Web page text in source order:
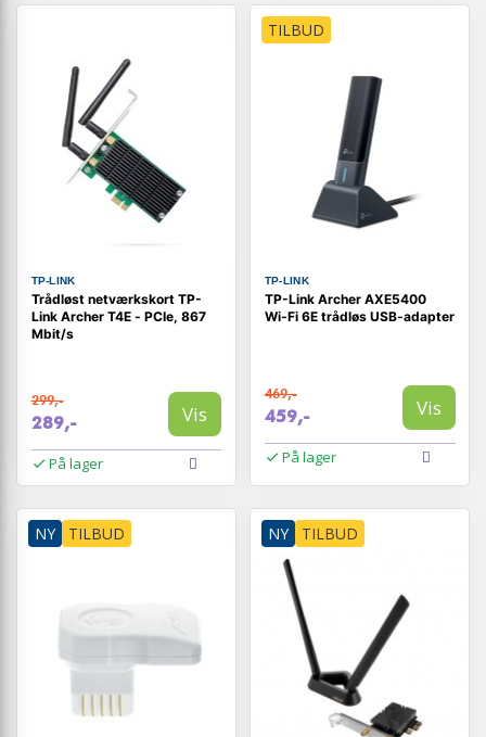
TP-LINK
Trådløst netværkskort TP-
Link Archer T4E - PCIe, 867
Mbit/s
299,-
289,- Vis
På lager
TILBUD
TP-LINK
TP-Link Archer AXE5400
Wi‑Fi 6E trådløs USB-adapter
469,-
459,- Vis
På lager
NY TILBUD NY TILBUD